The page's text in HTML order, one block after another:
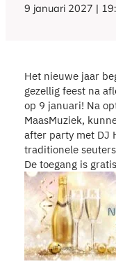
9 januari 2027 |
Het nieuwe jaar
gezellig feest na
op 9 januari! Na
MaasMuziek,
after party met DJ
traditionele
De toegang is